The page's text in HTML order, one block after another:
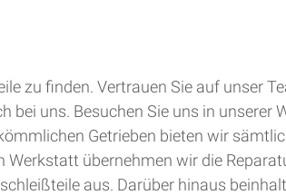
zu finden. Vertrauen Sie auf unser
bei uns. Besuchen Sie uns in unserer
Getrieben bieten wir
Werkstatt übernehmen wir die
aus. Darüber hinaus